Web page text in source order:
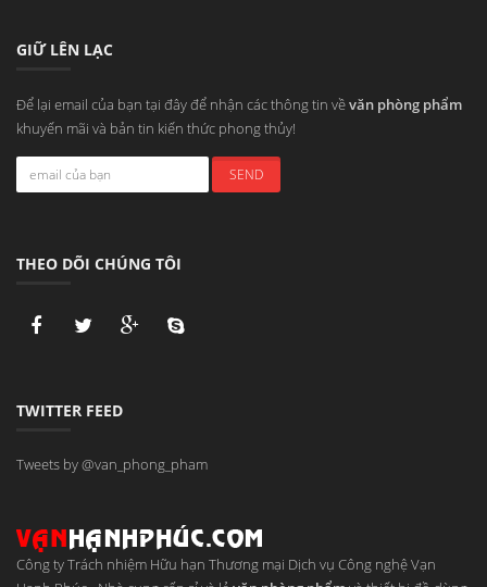
GIỮ LÊN LẠC
Để lại email của bạn tại đây để nhận các thông tin vềvăn phòng phẩm
khuyến mãi và bản tin kiến thức phong thủy!
THEO DÕI CHÚNG TÔI
TWITTER FEED
Tweets by @van_phong_pham
Công ty Trách nhiệm Hữu hạn Thương mại Dịch vụ Công nghệ Vạn